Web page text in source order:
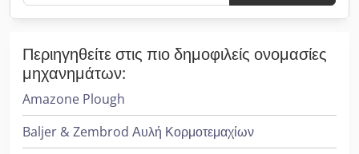
Περιηγηθείτε στις πιο δημοφιλείς ονομασίες
μηχανημάτων:
Amazone Plough
Baljer & Zembrod Αυλή Κορμοτεμαχίων